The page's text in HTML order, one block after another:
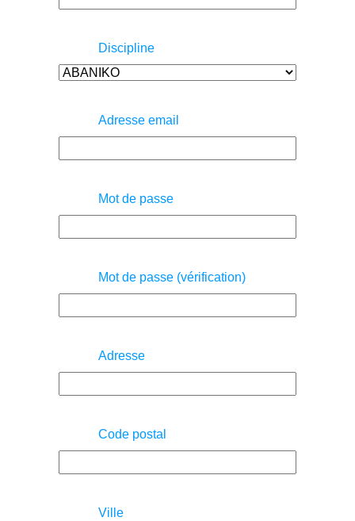
Discipline
Adresse email
Mot de passe
Mot de passe (vérification)
Adresse
Code postal
Ville